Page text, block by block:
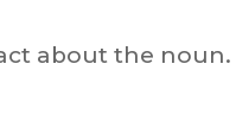
about the noun.